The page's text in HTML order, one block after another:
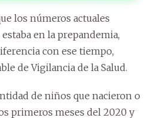
los números actuales
en la prepandemia,
con ese tiempo,
de Vigilancia de la Salud.
de niños que nacieron o
primeros meses del 2020 y